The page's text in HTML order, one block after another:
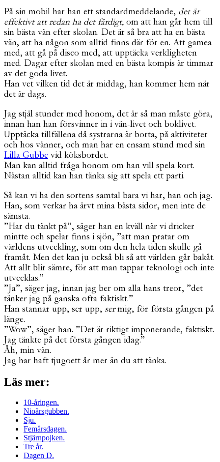
På sin mobil har han ett standardmeddelande, det är
effektivt att redan ha det färdigt, om att han går hem till
sin bästa vän efter skolan. Det är så bra att ha en bästa
vän, att ha någon som alltid finns där för en. Att gamea
med, att gå på disco med, att upptäcka verkligheten
med. Dagar efter skolan med en bästa kompis är timmar
av det goda livet.
Han vet vilken tid det är middag, han kommer hem när
det är dags.
Jag stjäl stunder med honom, det är så man måste göra,
innan han han försvinner in i vän-livet och boklivet.
Upptäcka tillfällena då systrarna är borta, på aktiviteter
och hos vänner, och man har en ensam stund med sin
Lilla Gubbe vid köksbordet.
Man kan alltid fråga honom om han vill spela kort.
Nästan alltid kan han tänka sig att spela ett parti.
Så kan vi ha den sortens samtal bara vi har, han och jag.
Han, som verkar ha ärvt mina bästa sidor, men inte de
sämsta.
”Har du tänkt på”, säger han en kväll när vi dricker
mintte och spelar finns i sjön, ”att man pratar om
världens utveckling, som om den hela tiden skulle gå
framåt. Men det kan ju också bli så att världen går bakåt.
Att allt blir sämre, för att man tappar teknologi och inte
utvecklas.”
”Ja”, säger jag, innan jag ber om alla hans treor, ”det
tänker jag på ganska ofta faktiskt.”
Han stannar upp, ser upp, sermig, för första gången på
länge.
”Wow”, säger han. ”Det är riktigt imponerande, faktiskt.
Jag tänkte på det första gången idag.”
Åh, min vän.
Jag har haft tjugoett år mer än du att tänka.
Läs mer:
10-åringen.
Nioårsgubben.
Sju.
Femårsdagen.
Stjärnpojken.
Tre år.
Dagen D.